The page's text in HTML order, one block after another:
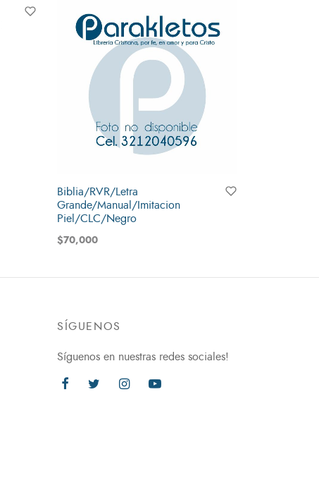
Biblia/RVR/Letra
Grande/Manual/Imitacion
Piel/CLC/Negro
$70,000
SÍGUENOS
Síguenos en nuestras redes sociales!